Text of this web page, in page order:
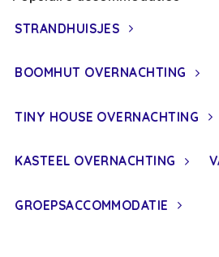
STRANDHUISJES
BOOMHUT OVERNACHTING
TINY HOUSE OVERNACHTING
KASTEEL OVERNACHTING
GROEPSACCOMMODATIE